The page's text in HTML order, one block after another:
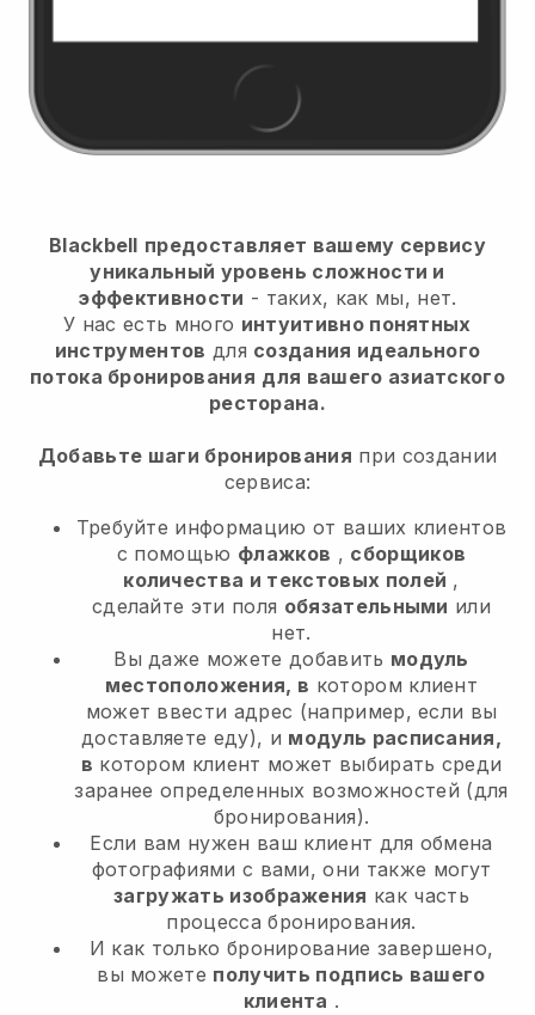
Blackbell предоставляет вашему сервису
уникальный уровень сложности и
эффективности - таких, как мы, нет.
У нас есть много интуитивно понятных
инструментов для создания идеального
потока бронирования для вашего азиатского
ресторана.
Добавьте шаги бронирования при создании
сервиса:
Требуйте информацию от ваших клиентов
с помощью флажков , сборщиков
количества и текстовых полей ,
сделайте эти поля обязательными или
нет.
Вы даже можете добавить модуль
местоположения, в котором клиент
может ввести адрес (например, если вы
доставляете еду), и модуль расписания,
в котором клиент может выбирать среди
заранее определенных возможностей (для
бронирования).
Если вам нужен ваш клиент для обмена
фотографиями с вами, они также могут
загружать изображения как часть
процесса бронирования.
И как только бронирование завершено,
вы можете получить подпись вашего
клиента .